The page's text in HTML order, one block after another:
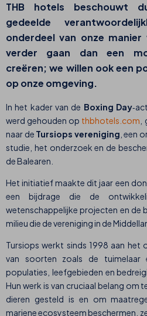
THB hotels beschouwt
gedeelde
onderdeel van onze manier
verder gaan dan een
creëren; we willen ook een
op onze omgeving.
In het kader van de Boxing Day
werd gehouden op thbhotels.com
naar de Tursiops vereniging , een
studie, het onderzoek en de
de Balearen.
Het initiatief maakte dit jaar een
een bijdrage die de
wetenschappelijke projecten en de
milieu die de vereniging in de
Tursiops werkt sinds 1998 aan het
van soorten zoals de tuimelaar
populaties, leefgebieden en
Hun werk is van cruciaal belang om
dieren gesteld is en om
mariene ecosysteem beschermen,